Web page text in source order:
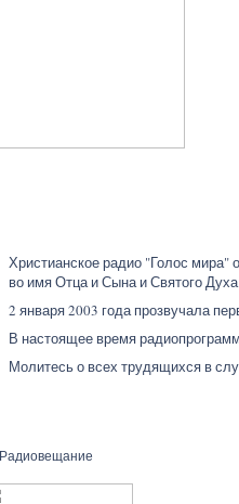
Христианское радио "Голос мира"
во имя Отца и Сына и Святого
2 января 2003 года прозвучала
В настоящее время
Молитесь о всех трудящихся в
Радиовещание